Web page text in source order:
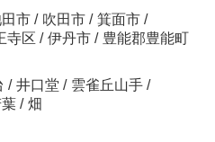
市 / 吹田市 / 箕面市 /
寺区 / 伊丹市 / 豊能郡豊能町
/ 井口堂 / 雲雀丘山手 /
/ 畑